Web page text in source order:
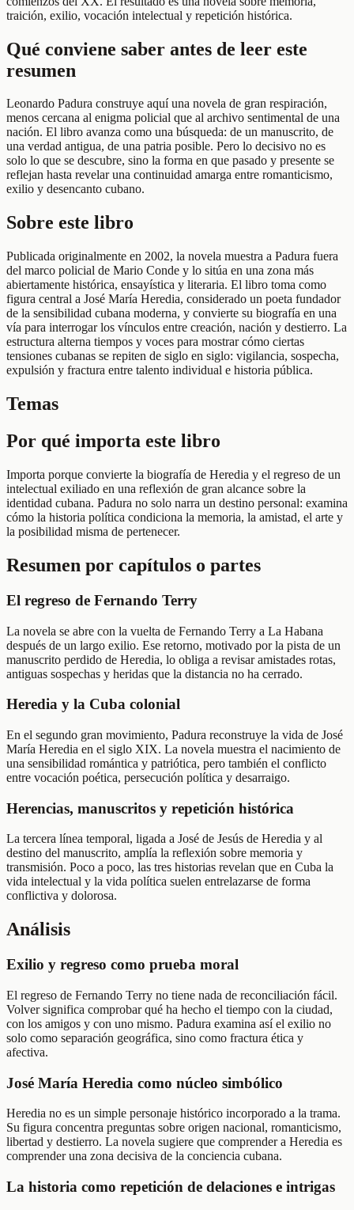
traición, exilio, vocación intelectual y repetición histórica.
Qué conviene saber antes de leer este
resumen
Leonardo Padura construye aquí una novela de gran respiración,
menos cercana al enigma policial que al archivo sentimental de una
nación. El libro avanza como una búsqueda: de un manuscrito, de
una verdad antigua, de una patria posible. Pero lo decisivo no es
solo lo que se descubre, sino la forma en que pasado y presente se
reflejan hasta revelar una continuidad amarga entre romanticismo,
exilio y desencanto cubano.
Sobre este libro
Publicada originalmente en 2002, la novela muestra a Padura fuera
del marco policial de Mario Conde y lo sitúa en una zona más
abiertamente histórica, ensayística y literaria. El libro toma como
figura central a José María Heredia, considerado un poeta fundador
de la sensibilidad cubana moderna, y convierte su biografía en una
vía para interrogar los vínculos entre creación, nación y destierro. La
estructura alterna tiempos y voces para mostrar cómo ciertas
tensiones cubanas se repiten de siglo en siglo: vigilancia, sospecha,
expulsión y fractura entre talento individual e historia pública.
Temas
Por qué importa este libro
Importa porque convierte la biografía de Heredia y el regreso de un
intelectual exiliado en una reflexión de gran alcance sobre la
identidad cubana. Padura no solo narra un destino personal: examina
cómo la historia política condiciona la memoria, la amistad, el arte y
la posibilidad misma de pertenecer.
Resumen por capítulos o partes
El regreso de Fernando Terry
La novela se abre con la vuelta de Fernando Terry a La Habana
después de un largo exilio. Ese retorno, motivado por la pista de un
manuscrito perdido de Heredia, lo obliga a revisar amistades rotas,
antiguas sospechas y heridas que la distancia no ha cerrado.
Heredia y la Cuba colonial
En el segundo gran movimiento, Padura reconstruye la vida de José
María Heredia en el siglo XIX. La novela muestra el nacimiento de
una sensibilidad romántica y patriótica, pero también el conflicto
entre vocación poética, persecución política y desarraigo.
Herencias, manuscritos y repetición histórica
La tercera línea temporal, ligada a José de Jesús de Heredia y al
destino del manuscrito, amplía la reflexión sobre memoria y
transmisión. Poco a poco, las tres historias revelan que en Cuba la
vida intelectual y la vida política suelen entrelazarse de forma
conflictiva y dolorosa.
Análisis
Exilio y regreso como prueba moral
El regreso de Fernando Terry no tiene nada de reconciliación fácil.
Volver significa comprobar qué ha hecho el tiempo con la ciudad,
con los amigos y con uno mismo. Padura examina así el exilio no
solo como separación geográfica, sino como fractura ética y
afectiva.
José María Heredia como núcleo simbólico
Heredia no es un simple personaje histórico incorporado a la trama.
Su figura concentra preguntas sobre origen nacional, romanticismo,
libertad y destierro. La novela sugiere que comprender a Heredia es
comprender una zona decisiva de la conciencia cubana.
La historia como repetición de delaciones e intrigas